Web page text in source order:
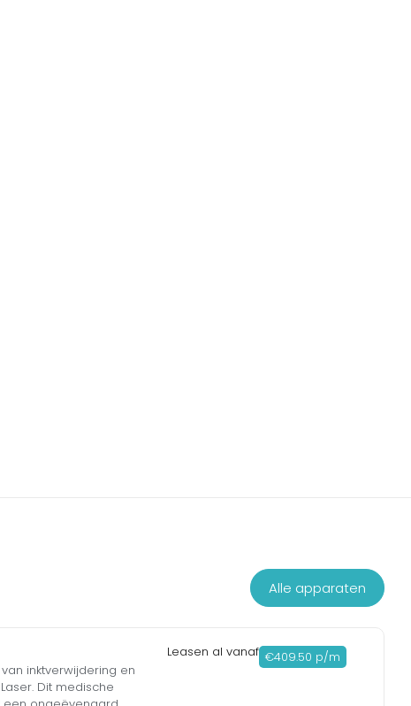
Alle apparaten
inktverwijdering en
Dit medische
Leasen al vanaf €409.50 p/m